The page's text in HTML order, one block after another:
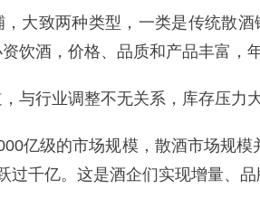
，大致两种类型，一类是传统散
饮酒，价格、品质和产品丰富，
与行业调整不无关系，库存压力
亿级的市场规模，散酒市场规
过千亿。这是酒企们实现增量、品